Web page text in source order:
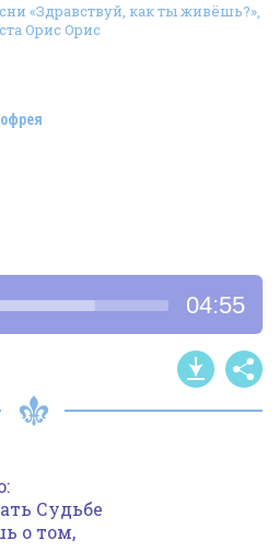
«Здравствуй, как ты живёшь?»,
Орис Орис
04:55
Судьбе
о том,